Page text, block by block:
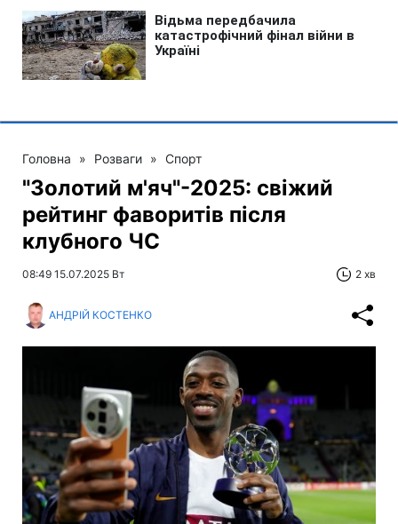
Головна » Розваги » Спорт
"Золотий м'яч"-2025: свіжий
рейтинг фаворитів після
клубного ЧС
08:49 15.07.2025 Вт 2 хв
АНДРІЙ КОСТЕНКО